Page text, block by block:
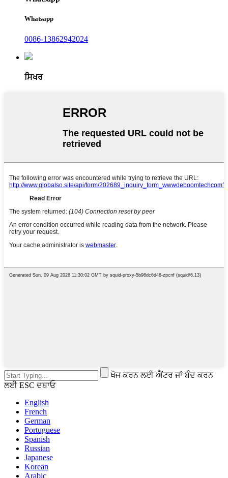
Whatsapp
0086-13862942024
ਸਿਖਰ
ਖੋਜ ਕਰਨ ਲਈ ਐਂਟਰ ਜਾਂ ਬੰਦ ਕਰਨ
ਲਈ ESC ਦਬਾਓ
English
French
German
Portuguese
Spanish
Russian
Japanese
Korean
Arabic